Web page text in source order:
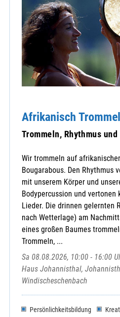
Afrikanisch
Trommeln, Rhythmus und
Wir trommeln auf
Bougarabous. Den Rhythmus
mit unserem Körper und
Bodypercussion und vertonen
Lieder. Die drinnen gelernten
nach Wetterlage) am
eines großen Baumes
Trommeln, ...
Sa 08.08.2026, 10:00 - 16:00
Haus Johannisthal,
Windischeschenbach
Persönlichkeitsbildung